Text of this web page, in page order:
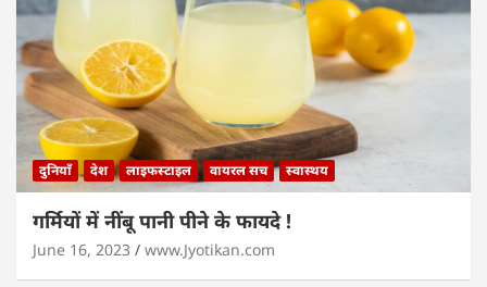
दुनियाँ देश लाइफस्टाइल वायरल सच स्वास्थय
गर्मियों में नींबू पानी पीने के फायदे !
June 16, 2023 www.Jyotikan.com